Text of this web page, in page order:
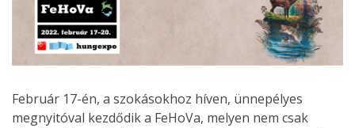
Február 17-én, a szokásokhoz híven, ünnepélyes
megnyitóval kezdődik a FeHoVa, melyen nem csak